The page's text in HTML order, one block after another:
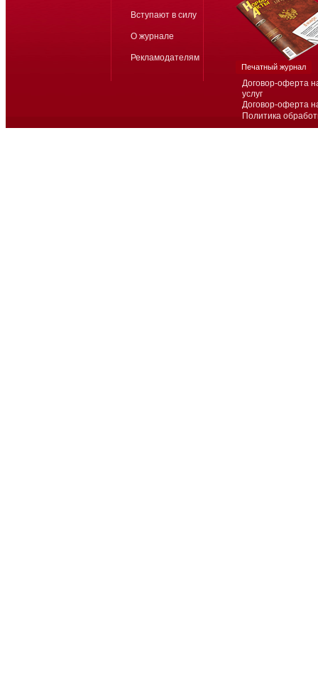
Договор-оферта
услуг
Договор-оферта
Политика
Вступают в силу
О журнале
Рекламодателям
Печатный журнал